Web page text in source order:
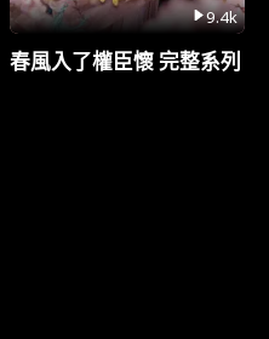
9.4k
春風入了權臣懷 完整系列